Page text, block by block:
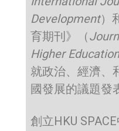
Development）
育期刊》（
Higher Education
就政治、經濟、
國發展的議題發
創立HKU